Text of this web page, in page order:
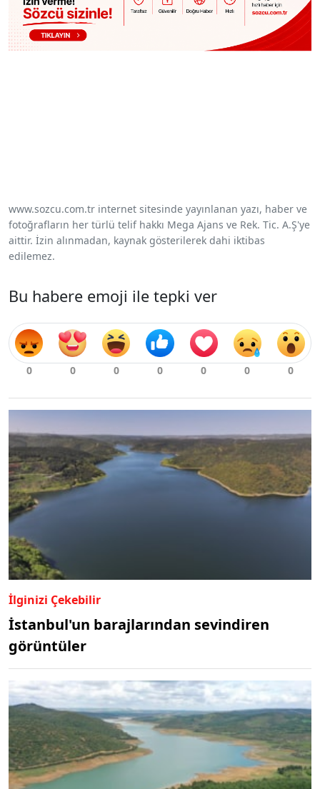
www.sozcu.com.tr internet sitesinde yayınlanan yazı, haber ve
fotoğrafların her türlü telif hakkı Mega Ajans ve Rek. Tic. A.Ş'ye
aittir. İzin alınmadan, kaynak gösterilerek dahi iktibas
edilemez.
Bu habere emoji ile tepki ver
İlginizi Çekebilir
İstanbul'un barajlarından sevindiren
görüntüler